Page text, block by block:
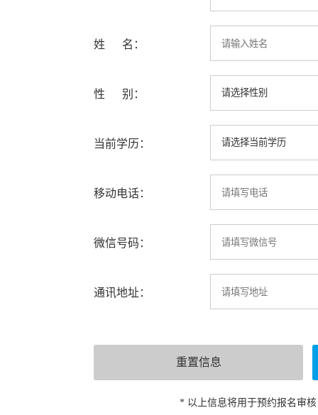
姓 名：
性 别：
当前学历：
移动电话：
微信号码：
通讯地址：
* 以上信息将用于预约报名审